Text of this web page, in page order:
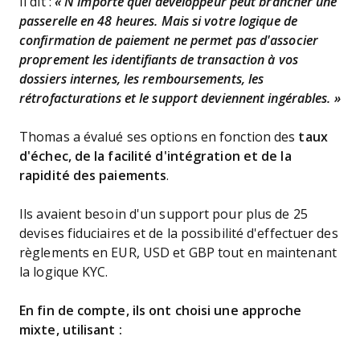
passerelle en 48 heures. Mais si votre logique de
confirmation de paiement ne permet pas d'associer
proprement les identifiants de transaction à vos
dossiers internes, les remboursements, les
rétrofacturations et le support deviennent ingérables. »
Thomas a évalué ses options en fonction des taux
d'échec, de la facilité d'intégration et de la
rapidité des paiements.
Ils avaient besoin d'un support pour plus de 25
devises fiduciaires et de la possibilité d'effectuer des
règlements en EUR, USD et GBP tout en maintenant
la logique KYC.
En fin de compte, ils ont choisi une approche
mixte, utilisant :